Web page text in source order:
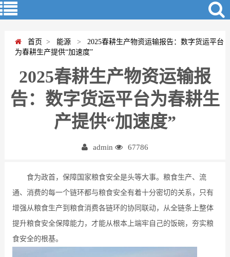
首页 > 能源 >
2025春耕生产物资运输报告：数字货运平台
为春耕生产提供“加速度”
2025春耕生产物资运输报
告：数字货运平台为春耕生
产提供“加速度”
admin 67786
食为政首，保障国家粮食安全是头等大事。粮食生产、流
通、消费的每一个链环都与粮食安全有着十分密切的关系，只有
增强从粮食生产到粮食消费各链环的协同联动，从全链条上整体
提升粮食安全保障能力，才能从根本上端牢自己的饭碗，夯实粮
食安全的根基。